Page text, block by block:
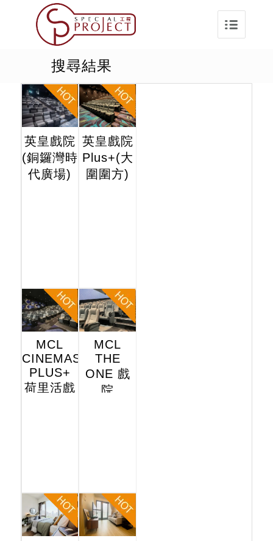
搜尋結果
英皇戲院
(銅鑼灣時
代廣場)
英皇戲院
Plus+(大
圍圍方)
MCL
CINEMAS
PLUS+
荷里活戲
MCL
THE
ONE 戲
院